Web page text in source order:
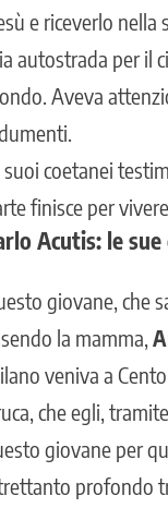
e riceverlo nella
autostrada per il
Aveva
coetanei
finisce per
Acutis: le
giovane, che
la mamma,
veniva a
che egli,
giovane per
profondo